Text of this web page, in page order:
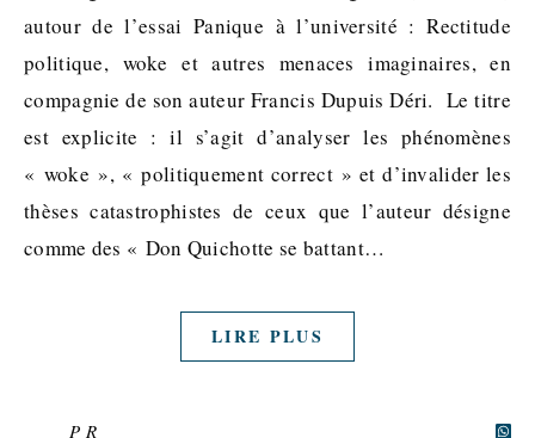
autour de l’essai Panique à l’université : Rectitude
politique, woke et autres menaces imaginaires, en
compagnie de son auteur Francis Dupuis Déri. Le titre
est explicite : il s’agit d’analyser les phénomènes
« woke », « politiquement correct » et d’invalider les
thèses catastrophistes de ceux que l’auteur désigne
comme des « Don Quichotte se battant…
LIRE PLUS
P R